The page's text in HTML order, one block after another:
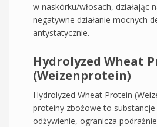
w naskórku/włosach, działając
negatywne działanie mocnych
antystatycznie.
Hydrolyzed Wheat
(Weizenprotein)
Hydrolyzed Wheat Protein
proteiny zbożowe to
odżywienie, ogranicza